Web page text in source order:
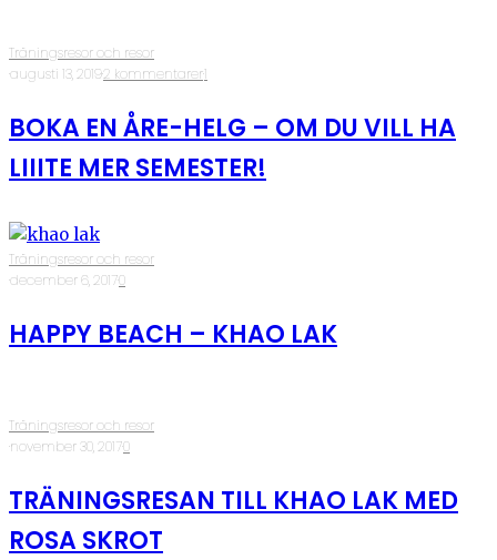
Träningsresor och resor
·augusti 13, 2019·2 kommentarer·1
BOKA EN ÅRE-HELG – OM DU VILL HA
LIIITE MER SEMESTER!
Träningsresor och resor
·december 6, 2017·0
HAPPY BEACH – KHAO LAK
Träningsresor och resor
·november 30, 2017·0
TRÄNINGSRESAN TILL KHAO LAK MED
ROSA SKROT